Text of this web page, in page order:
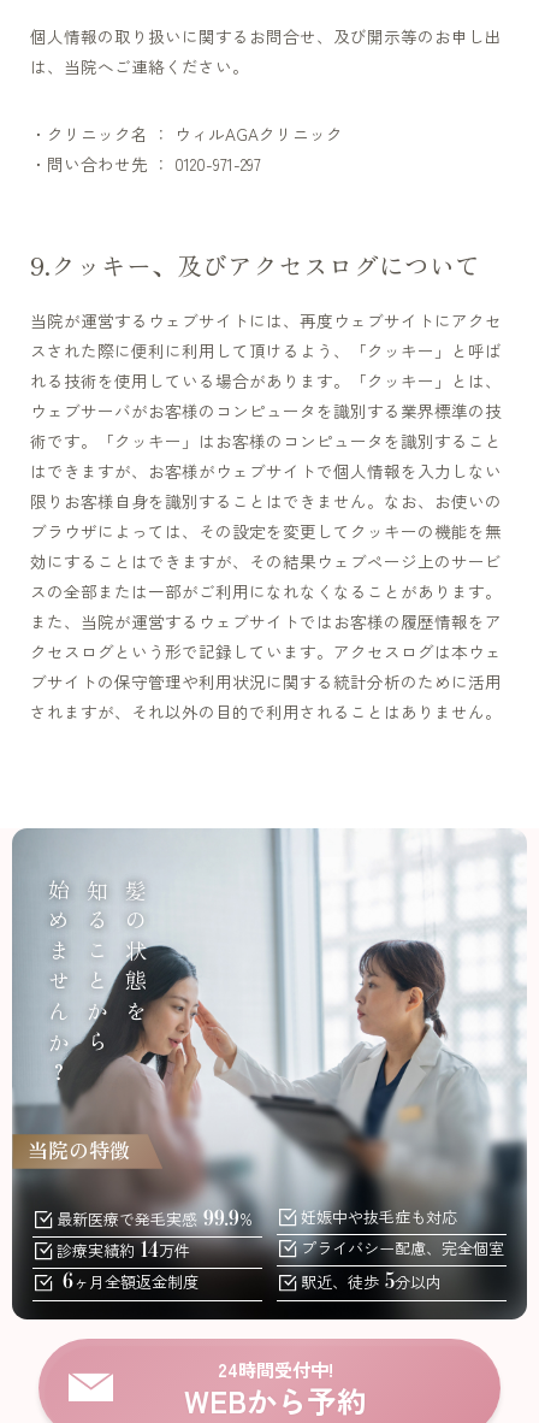
個人情報の取り扱いに関するお問合せ、及び開示等のお申し出
は、当院へご連絡ください。
クリニック名 ： ウィルAGAクリニック
問い合わせ先 ： 0120-971-297
クッキー、及びアクセスログについて
当院が運営するウェブサイトには、再度ウェブサイトにアクセ
スされた際に便利に利用して頂けるよう、「クッキー」と呼ば
れる技術を使用している場合があります。「クッキー」とは、
ウェブサーバがお客様のコンピュータを識別する業界標準の技
術です。「クッキー」はお客様のコンピュータを識別すること
はできますが、お客様がウェブサイトで個人情報を入力しない
限りお客様自身を識別することはできません。なお、お使いの
ブラウザによっては、その設定を変更してクッキーの機能を無
効にすることはできますが、その結果ウェブページ上のサービ
スの全部または一部がご利用になれなくなることがあります。
また、当院が運営するウェブサイトではお客様の履歴情報をア
クセスログという形で記録しています。アクセスログは本ウェ
ブサイトの保守管理や利用状況に関する統計分析のために活用
されますが、それ以外の目的で利用されることはありません。
髪の状態を
知ることから
始めませんか？
当院の特徴
最新医療で発毛実感 99.9% 妊娠中や抜毛症も対応
診療実績約 14万件 プライバシー配慮、 完全個室
6ヶ月全額返金制度 駅近、徒歩 5分以内
24時間受付中!
WEBから予約